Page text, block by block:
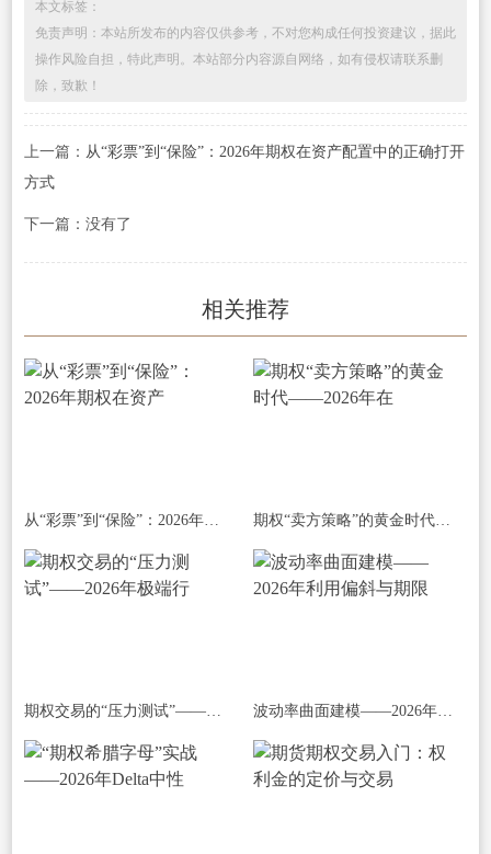
本文标签：
免责声明：本站所发布的内容仅供参考，不对您构成任何投资建议，据此
操作风险自担，特此声明。本站部分内容源自网络，如有侵权请联系删
除，致歉！
上一篇： 从“彩票”到“保险”：2026年期权在资产配置中的正确打开
方式
下一篇：没有了
相关推荐
从“彩票”到“保险”：2026年期权在资产 期权“卖方策略”的黄金时代——2026年在
期权交易的“压力测试”——2026年极端行 波动率曲面建模——2026年利用偏斜与期限